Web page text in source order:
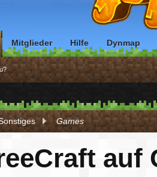
Games
auf
Mitglieder Hilfe Dynmap